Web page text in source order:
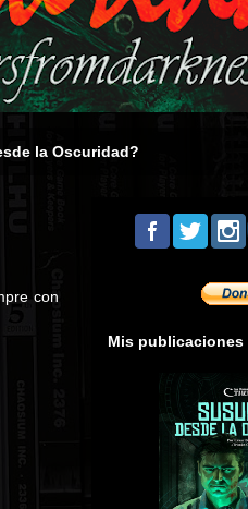
la Oscuridad?
con
Mis publicaciones